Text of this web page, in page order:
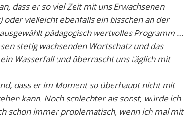
dass er so viel Zeit mit uns Erwachsenen
vielleicht ebenfalls ein bisschen an der
pädagogisch wertvolles Programm …
stetig wachsenden Wortschatz und das
Wasserfall und überrascht uns täglich mit
dass er im Moment so überhaupt nicht mit
kann. Noch schlechter als sonst, würde ich
schon immer problematisch, wenn ich mal mit